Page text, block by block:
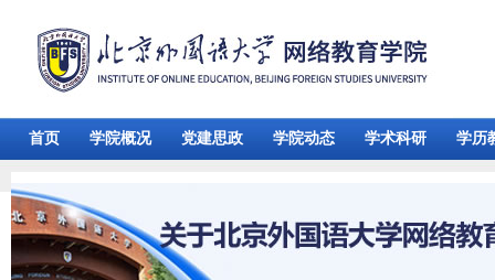
首页 学院概况 党建思政 学院动态 学术科研 学历